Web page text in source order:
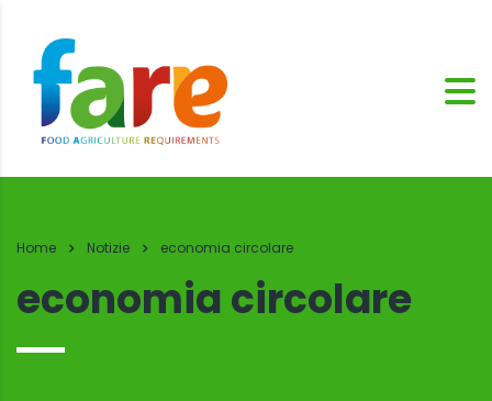
Home Notizie economia circolare
economia circolare